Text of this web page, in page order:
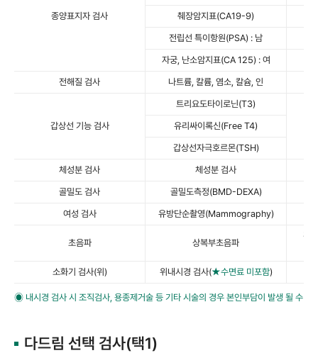
종양표지자 검사 췌장암지표(CA19-9)
전립선 특이항원(PSA) : 남
자궁, 난소암지표(CA 125) : 여
전해질 검사 나트륨, 칼륨, 염소, 칼슘, 인
갑상선 기능 검사
트리요도타이로닌(T3)
유리싸이록신(Free T4)
갑상선자극호르몬(TSH)
체성분 검사 체성분 검사
골밀도 검사 골밀도측정(BMD-DEXA)
여성 검사 유방단순촬영(Mammography)
초음파 상복부초음파
간,
소화기 검사(위) 위내시경 검사(★수면료 미포함)
◉ 내시경 검사 시 조직검사, 용종제거술 등 기타 시술의 경우 본인부담이 발생 될 수 있
다드림 선택 검사(택1)